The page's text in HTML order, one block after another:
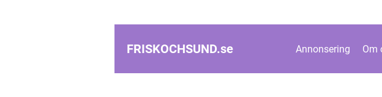
FRISKOCHSUND.se Annonsering Om